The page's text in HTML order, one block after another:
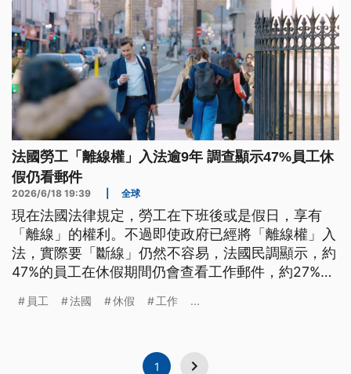
法國勞工「離線權」入法逾9年 調查顯示47%員工休
假仍看郵件
2026/6/18 19:39 全球
現在法國法律規定，勞工在下班後或是假日，享有
「離線」的權利。不過即使政府已經將「離線權」入
法，實際要「斷線」仍然不容易，法國民調顯示，約
47%的員工在休假期間仍會查看工作郵件，約27%曾
員工 法國 休假 工作 ...
1